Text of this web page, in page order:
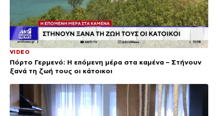
VIDEO
Πόρτο Γερμενό: Η επόμενη μέρα στα καμένα – Στήνουν
ξανά τη ζωή τους οι κάτοικοι